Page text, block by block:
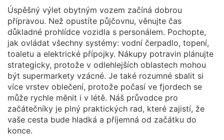
Úspěšný výlet obytným vozem začíná dobrou
přípravou. Než opustíte půjčovnu, věnujte čas
důkladné prohlídce vozidla s personálem. Pochopte,
jak ovládat všechny systémy: vodní čerpadlo, topení,
toaletu a elektrické přípojky. Nákupy potravin plánujte
strategicky, protože v odlehlejších oblastech mohou
být supermarkety vzácné. Je také rozumné sbalit si
více vrstev oblečení, protože počasí ve fjordech se
může rychle měnit i v létě. Náš průvodce pro
začátečníky je plný praktických rad, které zajistí, že
vaše cesta bude hladká a příjemná od začátku do
konce.